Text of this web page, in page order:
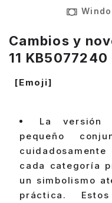
Cambios y
11 KB5077240
[Emoji]
La versión
pequeño
cada categoría
un simbolismo
práctica.